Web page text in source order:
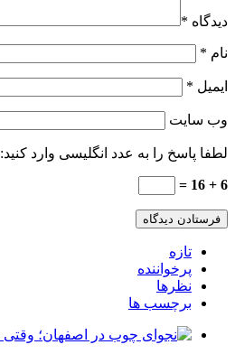
دیدگاه *
نام *
ایمیل *
وب‌ سایت
لطفا پاسخ را به عدد انگلیسی وارد کنید:
6 + 16 =
تازه
پرخواننده
نظرها
برچسب ها